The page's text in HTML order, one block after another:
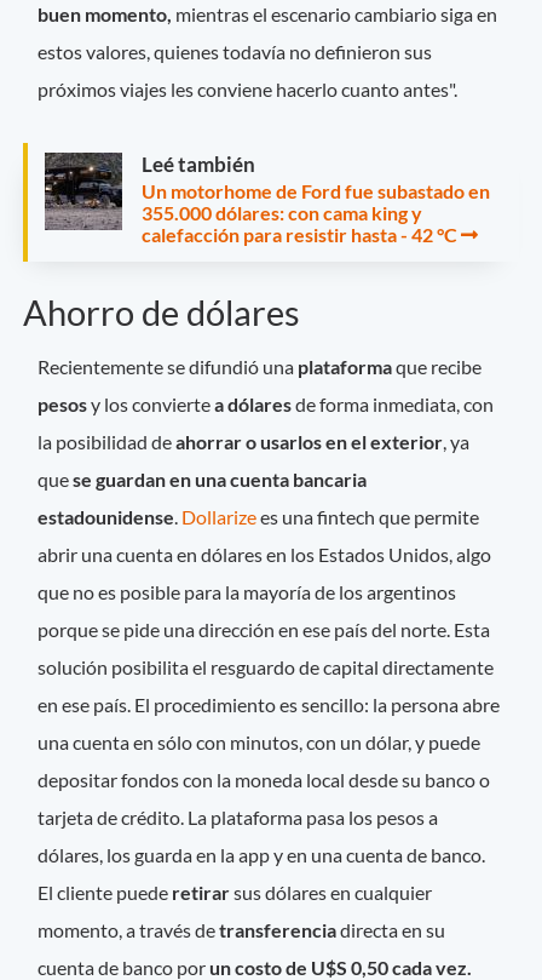
buen momento, mientras el escenario cambiario siga en
estos valores, quienes todavía no definieron sus
próximos viajes les conviene hacerlo cuanto antes".
Leé también
Un motorhome de Ford fue subastado en
355.000 dólares: con cama king y
calefacción para resistir hasta - 42 °C
Ahorro de dólares
Recientemente se difundió una plataformaque recibe
pesosy los conviertea dólaresde forma inmediata, con
la posibilidad deahorrar o usarlos en el exterior , ya
quese guardan en una cuenta bancaria
estadounidense Dollarizees una fintech que permite
abrir una cuenta en dólares en los Estados Unidos, algo
que no es posible para la mayoría de los argentinos
porque se pide una dirección en ese país del norte. Esta
solución posibilita el resguardo de capital directamente
en ese país. El procedimiento es sencillo: la persona abre
una cuenta en sólo con minutos, con un dólar, y puede
depositar fondos con la moneda local desde su banco o
tarjeta de crédito. La plataforma pasa los pesos a
dólares, los guarda en la app y en una cuenta de banco.
El cliente puede retirarsus dólares en cualquier
momento, a través detransferenciadirecta en su
cuenta de banco por un costo de U$S 0,50 cada vez.